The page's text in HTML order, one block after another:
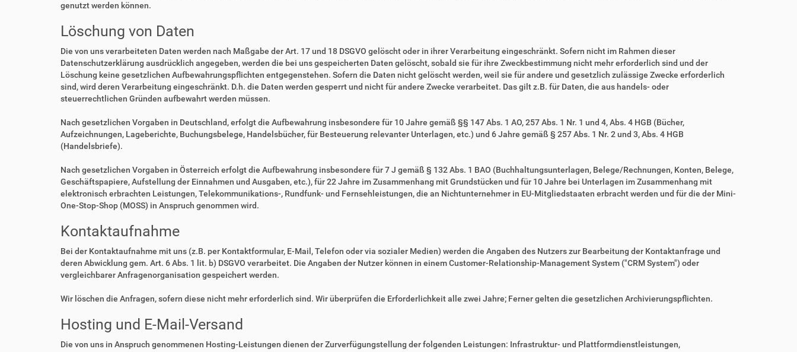
genutzt werden können.
Löschung von Daten
Die von uns verarbeiteten Daten werden nach Maßgabe der Art. 17 und 18 DSGVO gelöscht oder in ihrer Verarbeitung eingeschränkt. Sofern nicht im Rahmen dieser
Datenschutzerklärung ausdrücklich angegeben, werden die bei uns gespeicherten Daten gelöscht, sobald sie für ihre Zweckbestimmung nicht mehr erforderlich sind und der
Löschung keine gesetzlichen Aufbewahrungspflichten entgegenstehen. Sofern die Daten nicht gelöscht werden, weil sie für andere und gesetzlich zulässige Zwecke erforderlich
sind, wird deren Verarbeitung eingeschränkt. D.h. die Daten werden gesperrt und nicht für andere Zwecke verarbeitet. Das gilt z.B. für Daten, die aus handels- oder
steuerrechtlichen Gründen aufbewahrt werden müssen.
Nach gesetzlichen Vorgaben in Deutschland, erfolgt die Aufbewahrung insbesondere für 10 Jahre gemäß §§ 147 Abs. 1 AO, 257 Abs. 1 Nr. 1 und 4, Abs. 4 HGB (Bücher,
Aufzeichnungen, Lageberichte, Buchungsbelege, Handelsbücher, für Besteuerung relevanter Unterlagen, etc.) und 6 Jahre gemäß § 257 Abs. 1 Nr. 2 und 3, Abs. 4 HGB
(Handelsbriefe).
Nach gesetzlichen Vorgaben in Österreich erfolgt die Aufbewahrung insbesondere für 7 J gemäß § 132 Abs. 1 BAO (Buchhaltungsunterlagen, Belege/Rechnungen, Konten, Belege,
Geschäftspapiere, Aufstellung der Einnahmen und Ausgaben, etc.), für 22 Jahre im Zusammenhang mit Grundstücken und für 10 Jahre bei Unterlagen im Zusammenhang mit
elektronisch erbrachten Leistungen, Telekommunikations-, Rundfunk- und Fernsehleistungen, die an Nichtunternehmer in EU-Mitgliedstaaten erbracht werden und für die der Mini-
One-Stop-Shop (MOSS) in Anspruch genommen wird.
Kontaktaufnahme
Bei der Kontaktaufnahme mit uns (z.B. per Kontaktformular, E-Mail, Telefon oder via sozialer Medien) werden die Angaben des Nutzers zur Bearbeitung der Kontaktanfrage und
deren Abwicklung gem. Art. 6 Abs. 1 lit. b) DSGVO verarbeitet. Die Angaben der Nutzer können in einem Customer-Relationship-Management System ("CRM System") oder
vergleichbarer Anfragenorganisation gespeichert werden.
Wir löschen die Anfragen, sofern diese nicht mehr erforderlich sind. Wir überprüfen die Erforderlichkeit alle zwei Jahre; Ferner gelten die gesetzlichen Archivierungspflichten.
Hosting und E-Mail-Versand
Die von uns in Anspruch genommenen Hosting-Leistungen dienen der Zurverfügungstellung der folgenden Leistungen: Infrastruktur- und Plattformdienstleistungen,